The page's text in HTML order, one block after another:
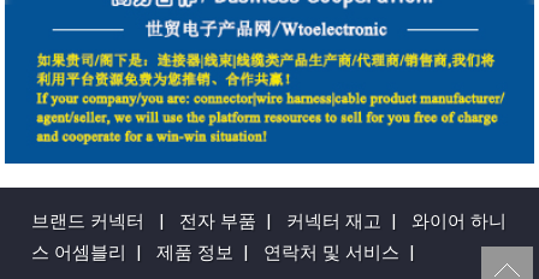
브랜드 커넥터 | 전자 부품 | 커넥터 재고 |
와이어 하니
스 어셈블리 | 제품 정보 | 연락처 및 서비스 |